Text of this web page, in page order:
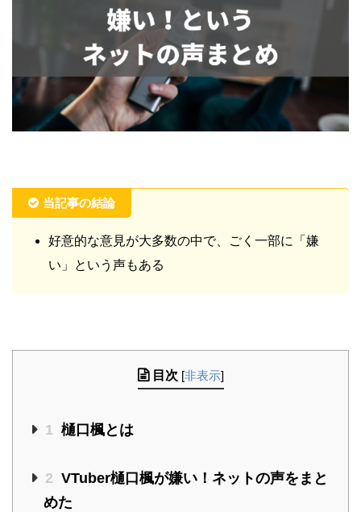
当記事の結論
好意的な意見が大多数の中で、ごく一部に「嫌
い」という声もある
目次 [非表示]
1 樋口楓とは
2 VTuber樋口楓が嫌い！ネットの声をまと
めた